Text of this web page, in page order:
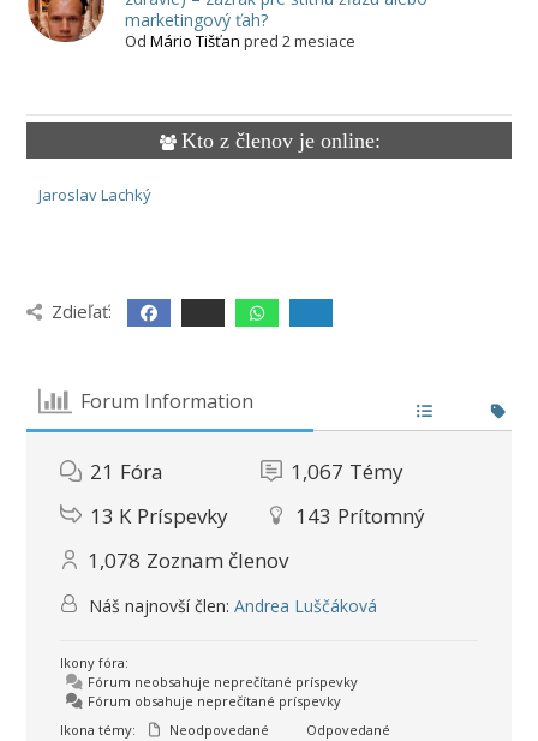
marketingový ťah?
Od Mário Tišťan pred 2 mesiace
Kto z členov je online:
Jaroslav Lachký
Zdieľať:
Forum Information
21 Fóra 1,067 Témy
13 K Príspevky 143 Prítomný
1,078 Zoznam členov
Náš najnovší člen:Andrea Luščáková
Ikony fóra:
Fórum neobsahuje neprečítané príspevky
Fórum obsahuje neprečítané príspevky
Ikona témy:
Neodpovedané
Odpovedané